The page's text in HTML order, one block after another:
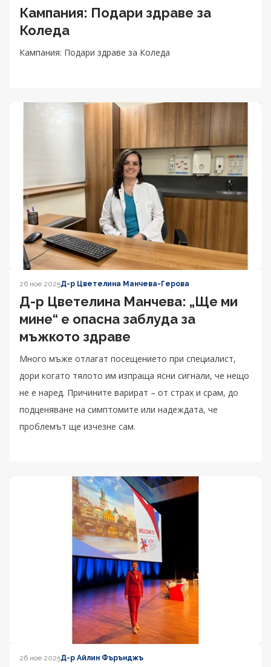
Кампания: Подари здраве за
Коледа
Кампания: Подари здраве за Коледа
26 ное 2025Д-р Цветелина Манчева-Герова
Д-р Цветелина Манчева: „Ще ми
мине“ е опасна заблуда за
мъжкото здраве
Много мъже отлагат посещението при специалист,
дори когато тялото им изпраща ясни сигнали, че нещо
не е наред. Причините варират – от страх и срам, до
подценяване на симптомите или надеждата, че
проблемът ще изчезне сам.
26 ное 2025Д-р Айлин Фърънджъ